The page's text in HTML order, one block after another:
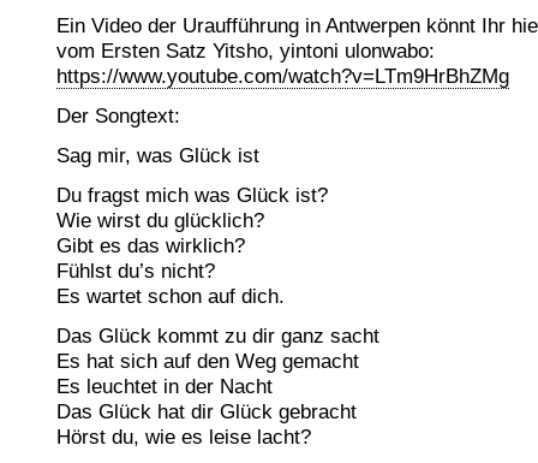
Ein Video der Uraufführung in Antwerpen könnt Ihr
vom Ersten Satz Yitsho, yintoni ulonwabo:
https://www.youtube.com/watch?v=LTm9HrBhZMg
Der Songtext:
Sag mir, was Glück ist
Du fragst mich was Glück ist?
Wie wirst du glücklich?
Gibt es das wirklich?
Fühlst du’s nicht?
Es wartet schon auf dich.
Das Glück kommt zu dir ganz sacht
Es hat sich auf den Weg gemacht
Es leuchtet in der Nacht
Das Glück hat dir Glück gebracht
Hörst du, wie es leise lacht?